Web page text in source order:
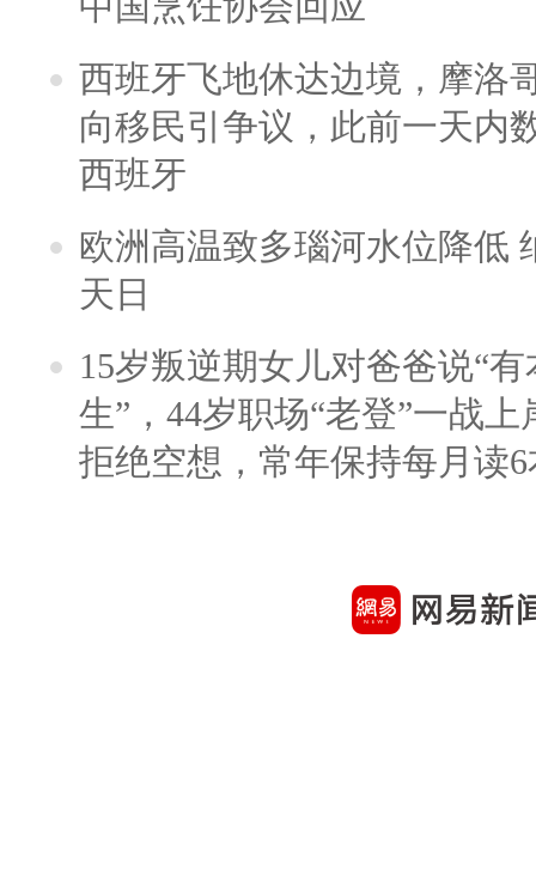
西班牙飞地休达边境，摩洛
向移民引争议，此前一天内
西班牙
欧洲高温致多瑙河水位降低
天日
15岁叛逆期女儿对爸爸说“
生”，44岁职场“老登”一战上
拒绝空想，常年保持每月读